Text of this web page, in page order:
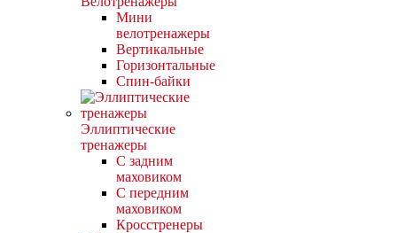
Мини
велотренажеры
Вертикальные
Горизонтальные
Спин-байки
Эллиптические
тренажеры
С задним
маховиком
С передним
маховиком
Кросстренеры